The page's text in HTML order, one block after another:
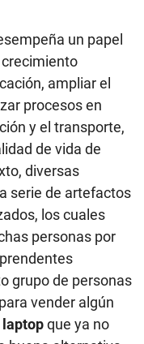
un papel
ampliar el
procesos en
y el transporte,
de vida de
diversas
serie de artefactos
los cuales
personas por
grupo de personas
vender algún
laptopque ya no